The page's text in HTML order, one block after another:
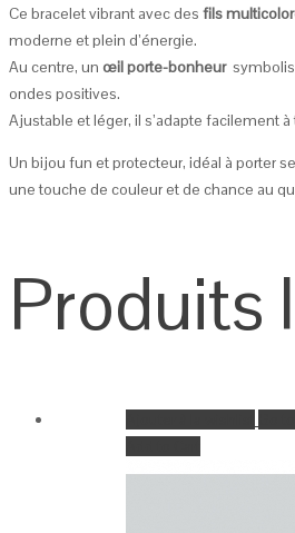
Ce bracelet vibrant avec des fils
moderne et plein d’énergie.
Au centre, un œil porte-bonheur
ondes positives.
Ajustable et léger, il s’adapte facilement
Un bijou fun et protecteur, idéal à porter
une touche de couleur et de chance au
Produits